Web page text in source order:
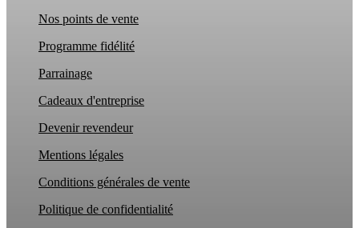
Nos points de vente
Programme fidélité
Parrainage
Cadeaux d'entreprise
Devenir revendeur
Mentions légales
Conditions générales de vente
Politique de confidentialité